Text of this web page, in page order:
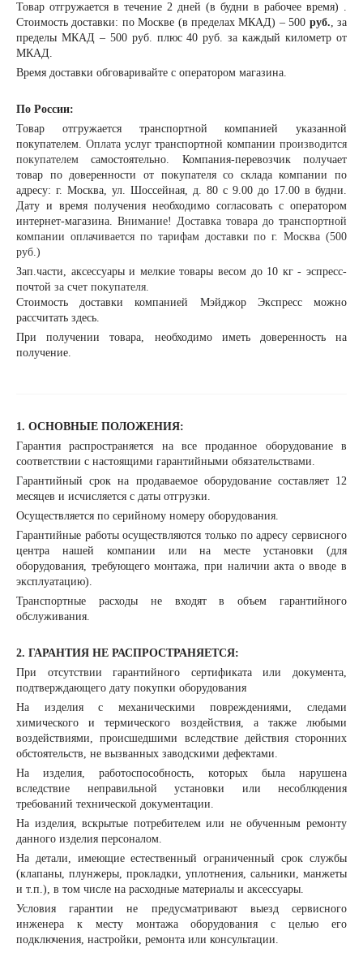
Товар отгружается в течение 2 дней (в будни в рабочее время) .
Стоимость доставки: по Москве (в пределах МКАД) – 500 руб., за
пределы МКАД – 500 руб. плюс 40 руб. за каждый километр от
МКАД.
Время доставки обговаривайте с оператором магазина.
По России:
Товар отгружается транспортной компанией указанной
покупателем. Оплатауслуг транспортной компаниипроизводится
покупателем самостоятельно. Компания-перевозчик получает
товар по доверенности от покупателя со склада компании по
адресу: г. Москва, ул. Шоссейная, д. 80 с 9.00 до 17.00 в будни.
Дату и время получения необходимо согласовать с оператором
интернет-магазина. Внимание! Доставка товара до транспортной
компании оплачивается по тарифам доставки по г. Москва (500
руб.)
Зап.части, аксессуары и мелкие товары весом до 10 кг - эспресс-
почтой за счет покупателя.
Стоимость доставки компанией Мэйджор Экспресс можно
рассчитать здесь.
При получении товара, необходимо иметь доверенность на
получение.
1. ОСНОВНЫЕ ПОЛОЖЕНИЯ:
Гарантия распространяется на все проданное оборудование в
соответствии с настоящими гарантийными обязательствами.
Гарантийный срок на продаваемое оборудование составляет 12
месяцев и исчисляется с даты отгрузки.
Осуществляется по серийному номеру оборудования.
Гарантийные работы осуществляются только по адресу сервисного
центра нашей компании или на месте установки (для
оборудования, требующего монтажа, при наличии акта о вводе в
эксплуатацию).
Транспортные расходы не входят в объем гарантийного
обслуживания.
2. ГАРАНТИЯ НЕ РАСПРОСТРАНЯЕТСЯ:
При отсутствии гарантийного сертификата или документа,
подтверждающего дату покупки оборудования
На изделия с механическими повреждениями, следами
химического и термического воздействия, а также любыми
воздействиями, происшедшими вследствие действия сторонних
обстоятельств, не вызванных заводскими дефектами.
На изделия, работоспособность, которых была нарушена
вследствие неправильной установки или несоблюдения
требований технической документации.
На изделия, вскрытые потребителем или не обученным ремонту
данного изделия персоналом.
На детали, имеющие естественный ограниченный срок службы
(клапаны, плунжеры, прокладки, уплотнения, сальники, манжеты
и т.п.), в том числе на расходные материалы и аксессуары.
Условия гарантии не предусматривают выезд сервисного
инженера к месту монтажа оборудования с целью его
подключения, настройки, ремонта или консультации.